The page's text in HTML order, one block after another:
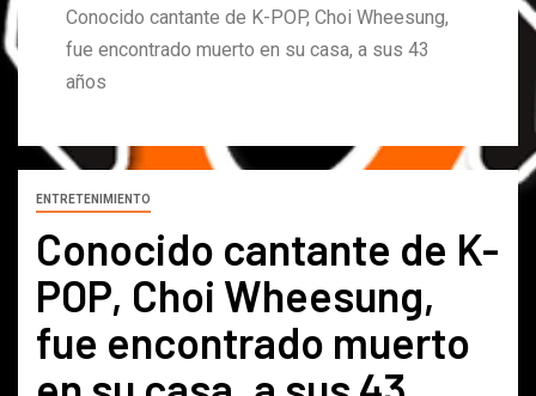
Conocido cantante de K-POP, Choi Wheesung,
fue encontrado muerto en su casa, a sus 43
años
ENTRETENIMIENTO
Conocido cantante de K-
POP, Choi Wheesung,
fue encontrado muerto